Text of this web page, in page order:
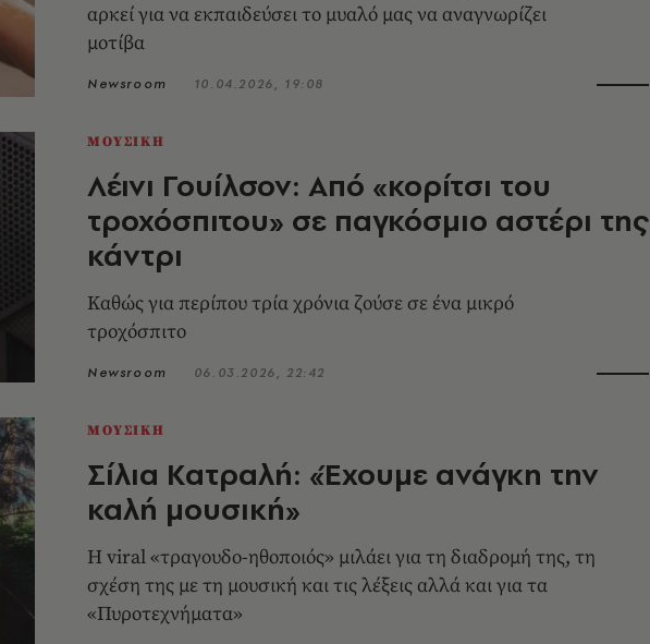
αρκεί για να εκπαιδεύσει το μυαλό μας να αναγνωρίζει
μοτίβα
Newsroom 10.04.2026, 19:08
ΜΟΥΣΙΚΗ
Λέινι Γουίλσον: Από «κορίτσι του
τροχόσπιτου» σε παγκόσμιο αστέρι της
κάντρι
Kαθώς για περίπου τρία χρόνια ζούσε σε ένα μικρό
τροχόσπιτο
Newsroom 06.03.2026, 22:42
ΜΟΥΣΙΚΗ
Σίλια Κατραλή: «Έχουμε ανάγκη την
καλή μουσική»
Η viral «τραγουδο-ηθοποιός» μιλάει για τη διαδρομή της, τη
σχέση της με τη μουσική και τις λέξεις αλλά και για τα
«Πυροτεχνήματα»